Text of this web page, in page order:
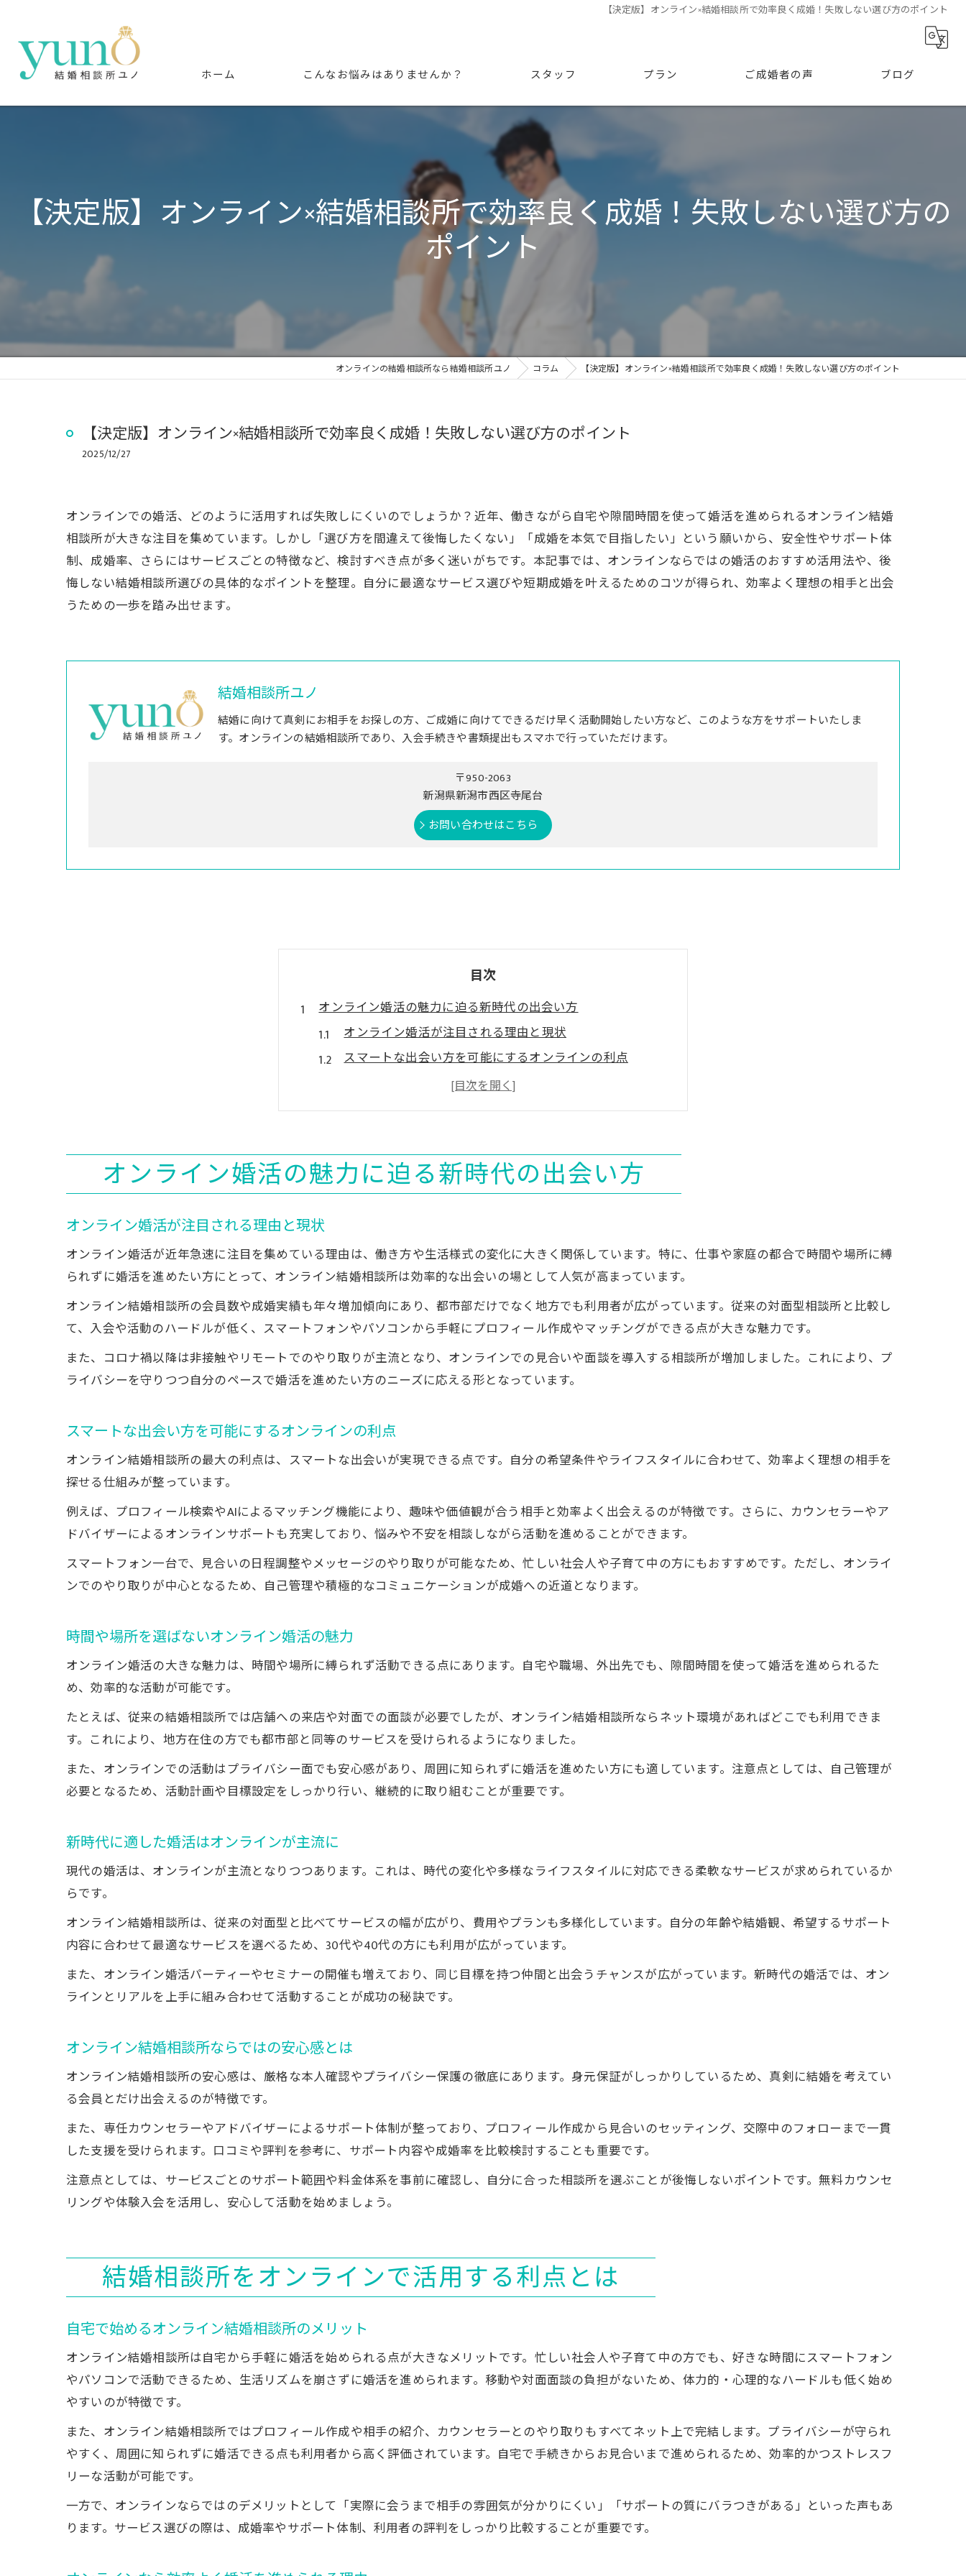
【決定版】オンライン×結婚相談所で効率良く成婚！失敗しない選び方のポイント
ホーム こんなお悩みはありませんか？ スタッフ プラン ご成婚者の声 ブログ
【決定版】オンライン×結婚相談所で効率良く成婚！失敗しない選び方の
ポイント
オンラインの結婚相談所なら結婚相談所ユノ コラム 【決定版】オンライン×結婚相談所で効率良く成婚！失敗しない選び方のポイント
【決定版】オンライン×結婚相談所で効率良く成婚！失敗しない選び方のポイント
2025/12/27
オンラインでの婚活、どのように活用すれば失敗しにくいのでしょうか？近年、働きながら自宅や隙間時間を使って婚活を進められるオンライン結婚
相談所が大きな注目を集めています。しかし「選び方を間違えて後悔したくない」「成婚を本気で目指したい」という願いから、安全性やサポート体
制、成婚率、さらにはサービスごとの特徴など、検討すべき点が多く迷いがちです。本記事では、オンラインならではの婚活のおすすめ活用法や、後
悔しない結婚相談所選びの具体的なポイントを整理。自分に最適なサービス選びや短期成婚を叶えるためのコツが得られ、効率よく理想の相手と出会
うための一歩を踏み出せます。
結婚相談所ユノ
結婚に向けて真剣にお相手をお探しの方、ご成婚に向けてできるだけ早く活動開始したい方など、このような方をサポートいたしま
す。オンラインの結婚相談所であり、入会手続きや書類提出もスマホで行っていただけます。
〒950-2063
新潟県新潟市西区寺尾台
お問い合わせはこちら
目次
オンライン婚活の魅力に迫る新時代の出会い方
オンライン婚活が注目される理由と現状
スマートな出会い方を可能にするオンラインの利点
時間や場所を選ばないオンライン婚活の魅力
新時代に適した婚活はオンラインが主流に
結婚相談所をオンラインで活用する利点とは
自宅で始めるオンライン結婚相談所のメリット
移動不要で便利なオンライン婚活サービスの特徴
費用対効果が高いオンライン結婚相談所の選び方
成婚を目指すならオンライン結婚相談所が有力な理由
高い成婚率を誇るオンライン結婚相談所の実力
オンライン婚活で真剣な出会いが叶う理由
オンライン結婚相談所の成婚サポート体制とは
安心して活動できるオンライン相談所の特徴
自分に合うオンライン婚活サービスの選び方
比較ポイントを押さえたサービス選びのコツ
ライフスタイルに合うオンライン婚活サービスの見極め方
会員層や年齢層を考慮したオンライン選び
オンライン相談所の口コミや評判の見方
オンライン結婚相談所のサポート内容を徹底比較
オンライン婚活で受けられるカウンセリングの魅力
サポートが手厚いオンライン相談所の見極め方
オンライン婚活の不安を解消する相談体制
初めてでも安心できるオンライン婚活の始め方
オンライン婚活の始め方と必要な準備とは
プロフィール作成のポイントとオンラインのコツ
オンライン婚活の魅力に迫る新時代の出会い方
オンライン婚活が注目される理由と現状
オンライン婚活が近年急速に注目を集めている理由は、働き方や生活様式の変化に大きく関係しています。特に、仕事や家庭の都合で時間や場所に縛
られずに婚活を進めたい方にとって、オンライン結婚相談所は効率的な出会いの場として人気が高まっています。
オンライン結婚相談所の会員数や成婚実績も年々増加傾向にあり、都市部だけでなく地方でも利用者が広がっています。従来の対面型相談所と比較し
て、入会や活動のハードルが低く、スマートフォンやパソコンから手軽にプロフィール作成やマッチングができる点が大きな魅力です。
また、コロナ禍以降は非接触やリモートでのやり取りが主流となり、オンラインでの見合いや面談を導入する相談所が増加しました。これにより、プ
ライバシーを守りつつ自分のペースで婚活を進めたい方のニーズに応える形となっています。
スマートな出会い方を可能にするオンラインの利点
オンライン結婚相談所の最大の利点は、スマートな出会いが実現できる点です。自分の希望条件やライフスタイルに合わせて、効率よく理想の相手を
探せる仕組みが整っています。
例えば、プロフィール検索やAIによるマッチング機能により、趣味や価値観が合う相手と効率よく出会えるのが特徴です。さらに、カウンセラーやア
ドバイザーによるオンラインサポートも充実しており、悩みや不安を相談しながら活動を進めることができます。
スマートフォン一台で、見合いの日程調整やメッセージのやり取りが可能なため、忙しい社会人や子育て中の方にもおすすめです。ただし、オンライ
ンでのやり取りが中心となるため、自己管理や積極的なコミュニケーションが成婚への近道となります。
時間や場所を選ばないオンライン婚活の魅力
オンライン婚活の大きな魅力は、時間や場所に縛られず活動できる点にあります。自宅や職場、外出先でも、隙間時間を使って婚活を進められるた
め、効率的な活動が可能です。
たとえば、従来の結婚相談所では店舗への来店や対面での面談が必要でしたが、オンライン結婚相談所ならネット環境があればどこでも利用できま
す。これにより、地方在住の方でも都市部と同等のサービスを受けられるようになりました。
また、オンラインでの活動はプライバシー面でも安心感があり、周囲に知られずに婚活を進めたい方にも適しています。注意点としては、自己管理が
必要となるため、活動計画や目標設定をしっかり行い、継続的に取り組むことが重要です。
新時代に適した婚活はオンラインが主流に
現代の婚活は、オンラインが主流となりつつあります。これは、時代の変化や多様なライフスタイルに対応できる柔軟なサービスが求められているか
らです。
オンライン結婚相談所は、従来の対面型と比べてサービスの幅が広がり、費用やプランも多様化しています。自分の年齢や結婚観、希望するサポート
内容に合わせて最適なサービスを選べるため、30代や40代の方にも利用が広がっています。
また、オンライン婚活パーティーやセミナーの開催も増えており、同じ目標を持つ仲間と出会うチャンスが広がっています。新時代の婚活では、オン
ラインとリアルを上手に組み合わせて活動することが成功の秘訣です。
オンライン結婚相談所ならではの安心感とは
オンライン結婚相談所の安心感は、厳格な本人確認やプライバシー保護の徹底にあります。身元保証がしっかりしているため、真剣に結婚を考えてい
る会員とだけ出会えるのが特徴です。
また、専任カウンセラーやアドバイザーによるサポート体制が整っており、プロフィール作成から見合いのセッティング、交際中のフォローまで一貫
した支援を受けられます。口コミや評判を参考に、サポート内容や成婚率を比較検討することも重要です。
注意点としては、サービスごとのサポート範囲や料金体系を事前に確認し、自分に合った相談所を選ぶことが後悔しないポイントです。無料カウンセ
リングや体験入会を活用し、安心して活動を始めましょう。
結婚相談所をオンラインで活用する利点とは
自宅で始めるオンライン結婚相談所のメリット
オンライン結婚相談所は自宅から手軽に婚活を始められる点が大きなメリットです。忙しい社会人や子育て中の方でも、好きな時間にスマートフォン
やパソコンで活動できるため、生活リズムを崩さずに婚活を進められます。移動や対面面談の負担がないため、体力的・心理的なハードルも低く始め
やすいのが特徴です。
また、オンライン結婚相談所ではプロフィール作成や相手の紹介、カウンセラーとのやり取りもすべてネット上で完結します。プライバシーが守られ
やすく、周囲に知られずに婚活できる点も利用者から高く評価されています。自宅で手続きからお見合いまで進められるため、効率的かつストレスフ
リーな活動が可能です。
一方で、オンラインならではのデメリットとして「実際に会うまで相手の雰囲気が分かりにくい」「サポートの質にバラつきがある」といった声もあ
ります。サービス選びの際は、成婚率やサポート体制、利用者の評判をしっかり比較することが重要です。